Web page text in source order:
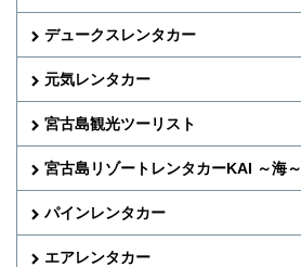
デュークスレンタカー
元気レンタカー
宮古島観光ツーリスト
宮古島リゾートレンタカーKAI ～海～
パインレンタカー
エアレンタカー